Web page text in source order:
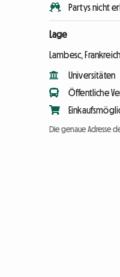
Partys nicht
Lage
Lambesc, Frankreich
Universitäten
Öffentliche
Die genaue Adresse